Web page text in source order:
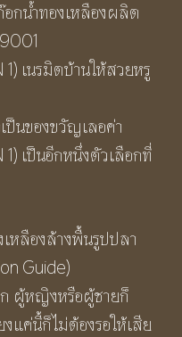
กน้ำทองเหลืองผลิต
เนรมิตบ้านให้สวยหรู
ป็นของขวัญเลอค่า
เป็นอีกหนึ่งตัวเลือกที่
หลืองล้างพื้นรูปปลา
Guide)
ก ผู้หญิงหรือผู้ชายก็
งแค่นี้ก็ไม่ต้องรอให้เสีย